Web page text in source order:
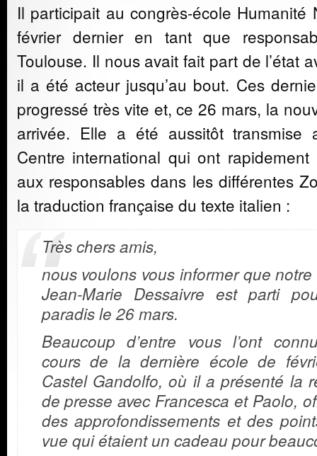
Il participait au congrès-école
février dernier en tant que
Toulouse. Il nous avait fait part de l’état
il a été acteur jusqu’au bout. Ces
progressé très vite et, ce 26 mars, la
arrivée. Elle a été aussitôt transmise
Centre international qui ont
aux responsables dans les différentes
la traduction française du texte italien :
Très chers amis,
nous voulons vous informer que notre
Jean-Marie Dessaivre est parti
paradis le 26 mars.
Beaucoup d’entre vous l’ont
cours de la dernière école de
Castel Gandolfo, où il a présenté la
de presse avec Francesca et Paolo,
des approfondissements et des
vue qui étaient un cadeau pour